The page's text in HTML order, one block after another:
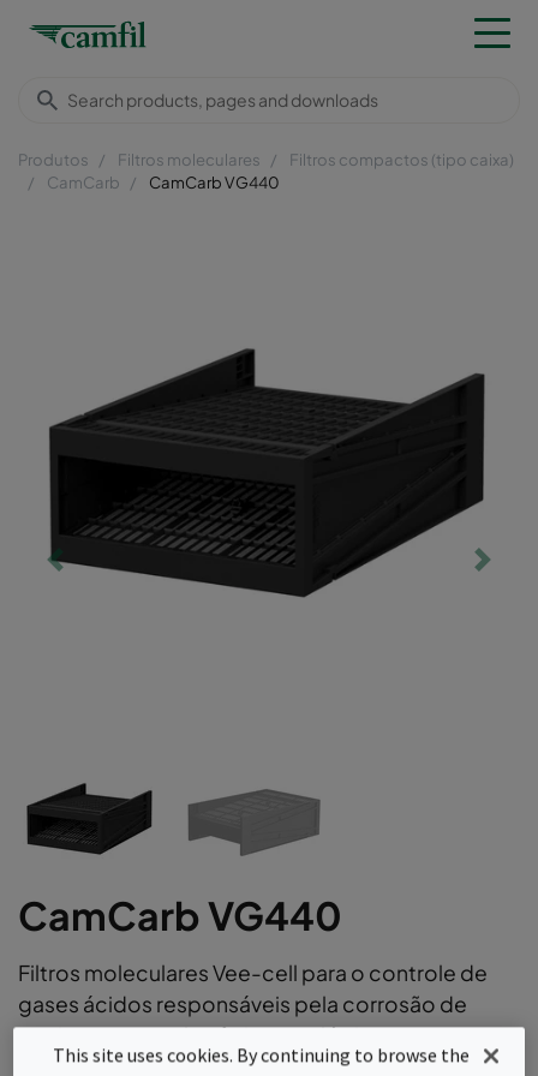
Produtos Filtros moleculares
Filtros compactos (tipo caixa)
CamCarb
CamCarb VG440
CamCarb VG440
Filtros moleculares Vee-cell para o controle de
gases ácidos responsáveis pela corrosão de
equipamentos eletrônicos e elétricos em
indústrias de processos pesados
This site uses cookies. By continuing to browse the